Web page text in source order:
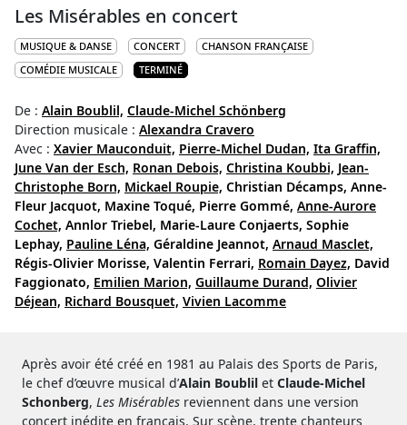
Les Misérables en concert
MUSIQUE & DANSE CONCERT
CHANSON FRANÇAISE
COMÉDIE MUSICALE
TERMINÉ
De : Alain Boublil, Claude-Michel Schönberg
Direction musicale : Alexandra Cravero
Avec : Xavier Mauconduit, Pierre-Michel Dudan, Ita Graffin,
June Van der Esch, Ronan Debois, Christina Koubbi, Jean-
Christophe Born, Mickael Roupie, Christian Décamps, Anne-
Fleur Jacquot, Maxine Toqué, Pierre Gommé, Anne-Aurore
Cochet, Annlor Triebel, Marie-Laure Conjaerts, Sophie
Lephay, Pauline Léna, Géraldine Jeannot, Arnaud Masclet,
Régis-Olivier Morisse, Valentin Ferrari, Romain Dayez, David
Faggionato, Emilien Marion, Guillaume Durand, Olivier
Déjean, Richard Bousquet, Vivien Lacomme
Après avoir été créé en 1981 au Palais des Sports de Paris,
le chef d’œuvre musical d’Alain Boublil et Claude-Michel
Schonberg, Les Misérables reviennent dans une version
concert inédite en français. Sur scène, trente chanteurs